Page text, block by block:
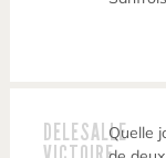
DELESALLEQuelle